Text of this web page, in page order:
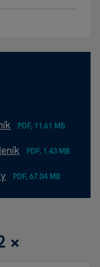
PDF, 11.61 MB
PDF, 1.43 MB
PDF, 67.04 MB
×